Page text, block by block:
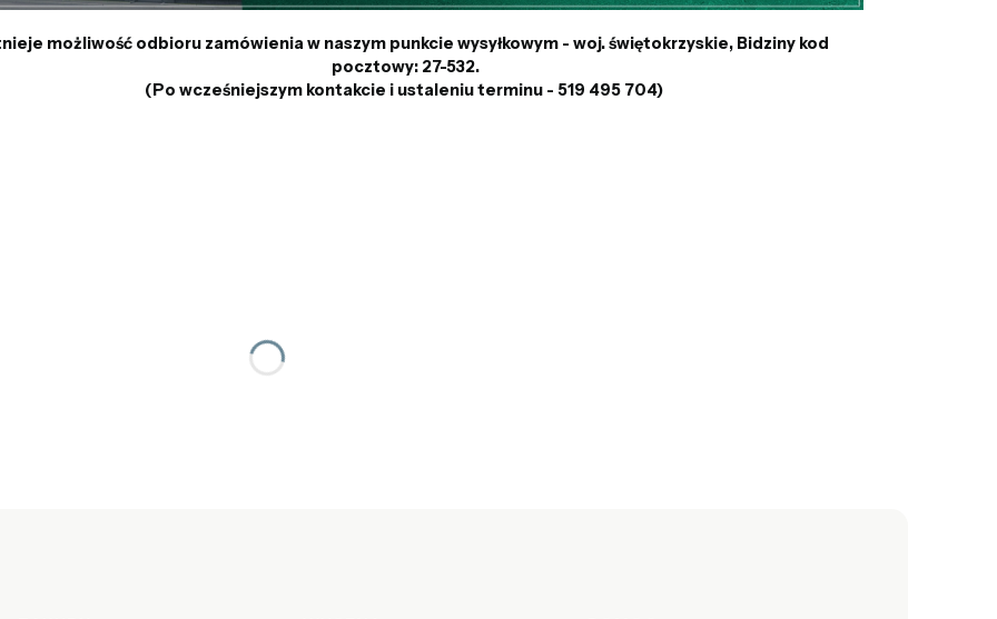
możliwość odbioru zamówienia w naszym punkcie wysyłkowym - woj. świętokrzyskie, Bidziny kod
pocztowy: 27-532.
(Po wcześniejszym kontakcie i ustaleniu terminu - 519 495 704)